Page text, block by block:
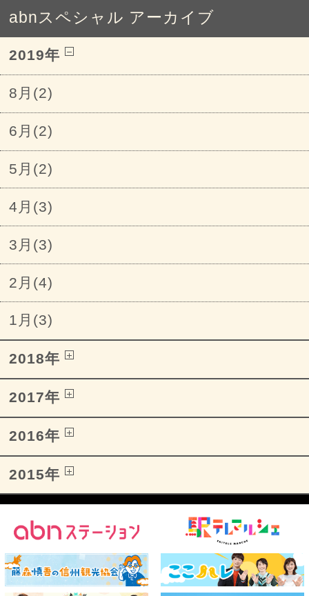
abnスペシャル アーカイブ
2019年
8月(2)
6月(2)
5月(2)
4月(3)
3月(3)
2月(4)
1月(3)
2018年
2017年
2016年
2015年